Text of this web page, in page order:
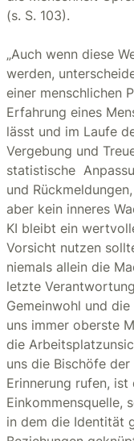
(s. S. 103).
„Auch wenn diese
werden,
einer menschlichen
Erfahrung eines
lässt und im Laufe
Vergebung und
statistische
und
aber kein inneres
KI bleibt ein
Vorsicht nutzen
niemals allein die
letzte
Gemeinwohl und
uns immer oberste
die
uns die Bischöfe
Erinnerung rufen,
Einkommensquelle,
in dem die Identität